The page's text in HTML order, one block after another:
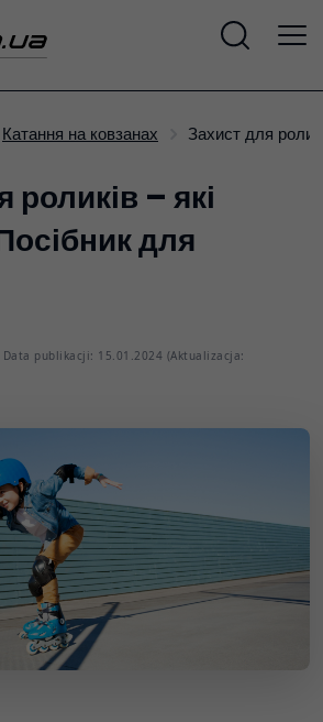
Катання на ковзанах Захист для
роликів – які
для
Data publikacji: 15.01.2024 (Aktualizacja: